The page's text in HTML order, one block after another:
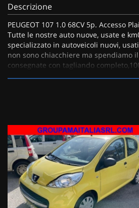
Descrizione
PEUGEOT 107 1.0 68CV 5p. Accesso
Tutte le nostre auto nuove, usate e
specializzato in autoveicoli nuovi,
non sono chiacchiere ma spendiamo il
consegnate con tagliando
Cookie necessari
Cookie delle preferenze
Cookie per il
Cookie di marketing